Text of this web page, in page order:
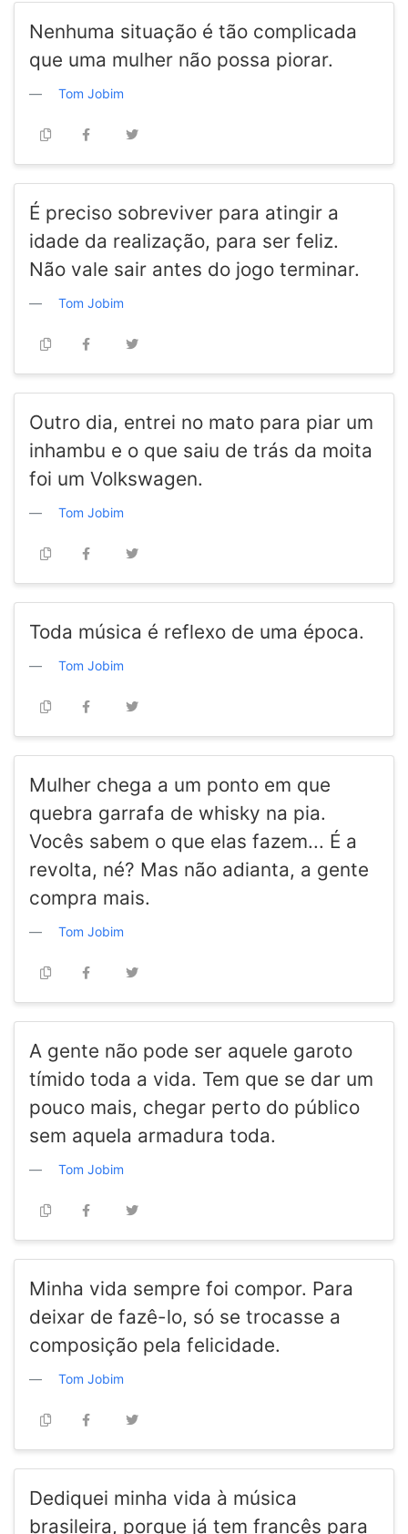
Nenhuma situação é tão complicada
que uma mulher não possa piorar.
Tom Jobim
É preciso sobreviver para atingir a
idade da realização, para ser feliz.
Não vale sair antes do jogo terminar.
Tom Jobim
Outro dia, entrei no mato para piar um
inhambu e o que saiu de trás da moita
foi um Volkswagen.
Tom Jobim
Toda música é reflexo de uma época.
Tom Jobim
Mulher chega a um ponto em que
quebra garrafa de whisky na pia.
Vocês sabem o que elas fazem... É a
revolta, né? Mas não adianta, a gente
compra mais.
Tom Jobim
A gente não pode ser aquele garoto
tímido toda a vida. Tem que se dar um
pouco mais, chegar perto do público
sem aquela armadura toda.
Tom Jobim
Minha vida sempre foi compor. Para
deixar de fazê-lo, só se trocasse a
composição pela felicidade.
Tom Jobim
Dediquei minha vida à música
brasileira, porque já tem francês para